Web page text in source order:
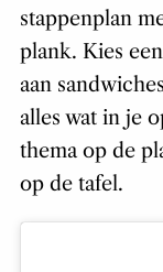
stappenplan
plank. Kies
aan
alles wat in je
thema op de
op de tafel.